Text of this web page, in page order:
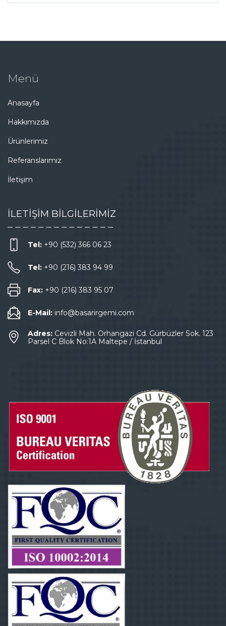
Menü
Anasayfa
Hakkımızda
Ürünlerimiz
Referanslarımız
İletişim
İLETİŞİM BİLGİLERİMİZ
Tel: +90 (532) 366 06 23
Tel: +90 (216) 383 94 99
Fax: +90 (216) 383 95 07
E-Mail: info@basarirgemi.com
Adres: Cevizli Mah. Orhangazi Cd. Gürbüzler Sok. 123
Parsel C Blok No:1A Maltepe / İstanbul